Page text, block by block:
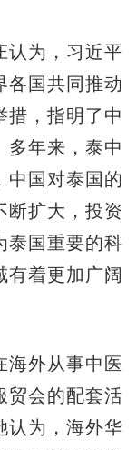
为，习近平
各国共同推动
措，指明了中
多年来，泰中
中国对泰国的
断扩大，投资
泰国重要的科
有着更加广阔
外从事中医
贸会的配套活
认为，海外华